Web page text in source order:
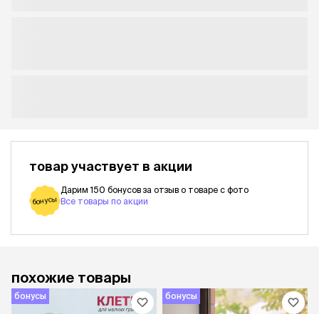
товар участвует в акции
бонусы
Дарим 150 бонусов за отзыв о товаре с фото
Все товары по акции
похожие товары
бонусы бонусы